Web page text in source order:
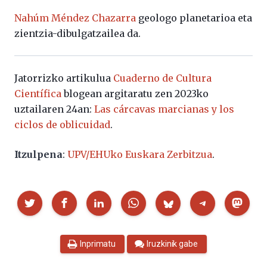
Nahúm Méndez Chazarra geologo planetarioa eta
zientzia-dibulgatzailea da.
Jatorrizko artikulua Cuaderno de Cultura
Científica blogean argitaratu zen 2023ko
uztailaren 24an: Las cárcavas marcianas y los
ciclos de oblicuidad.
Itzulpena: UPV/EHUko Euskara Zerbitzua.
Partekatu
Inprimatu Iruzkinik gabe